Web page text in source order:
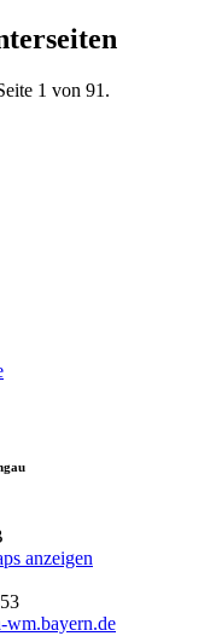
1 von 91.
anzeigen
wm.bayern.de